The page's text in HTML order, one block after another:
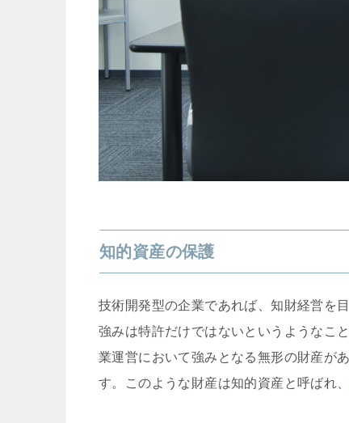
知的資産の保護
技術開発型の企業であれば、知財経営を
強みは特許だけではないというようなこ
業運営において強みとなる無形の財産が
す。このような財産は知的資産と呼ばれ、